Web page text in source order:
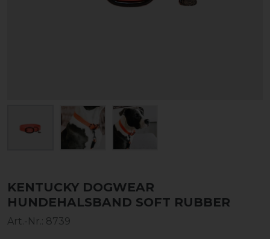
KENTUCKY DOGWEAR
HUNDEHALSBAND SOFT RUBBER
Art.-Nr.: 8739